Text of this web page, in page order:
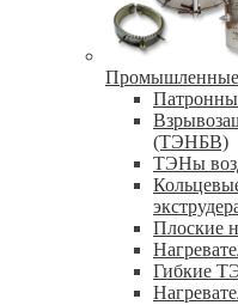
(ТЭНБВ)
ТЭНы
Плоские
Гибкие